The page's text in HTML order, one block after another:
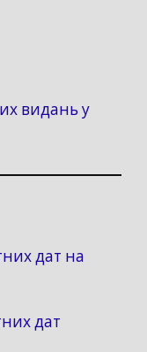
видань у
дат на
дат